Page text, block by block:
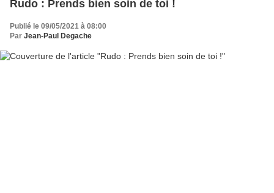
Rudo : Prends bien soin de toi !
Publié le 09/05/2021 à 08:00
Par Jean-Paul Degache